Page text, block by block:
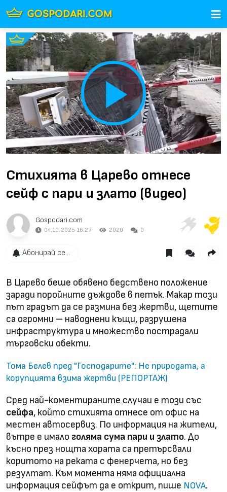
Play
Video
Стихията в Царево отнесе
сейф с пари и злато (видео)
Gospodari.com
04.10.2025 16:27 2020 0
Абонирай се...
В Царево беше обявено бедствено положение
заради поройните дъждове в петък. Макар този
път градът да се размина без жертви, щетите
са огромни – наводнени къщи, разрушена
инфраструктура и множество пострадали
търговски обекти.
Тома Белев пред "Господарите": Не природата, а
корупцията взима жертви (РЕПОРТАЖ)
Сред най-коментираните случаи е този със
сейфа, който стихията отнесе от офис на
местен автосервиз. По информация на жители,
вътре е имало голяма сума пари и злато. До
късно през нощта хората са претърсвали
коритото на реката с фенерчета, но без
резултат. Към момента няма официална
информация сейфът да е открит, пише NOVA.